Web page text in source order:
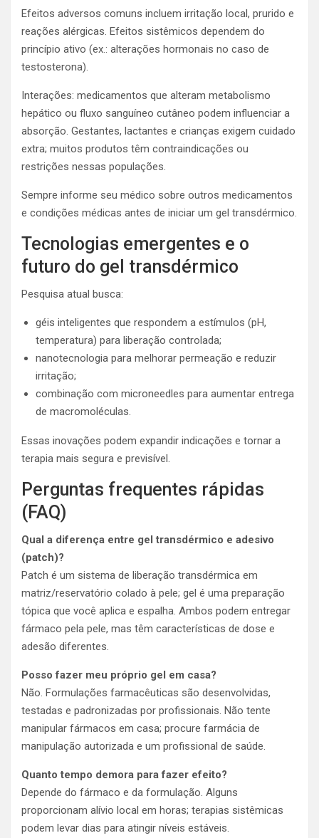
Efeitos adversos comuns incluem irritação local, prurido e
reações alérgicas. Efeitos sistêmicos dependem do
princípio ativo (ex.: alterações hormonais no caso de
testosterona).
Interações: medicamentos que alteram metabolismo
hepático ou fluxo sanguíneo cutâneo podem influenciar a
absorção. Gestantes, lactantes e crianças exigem cuidado
extra; muitos produtos têm contraindicações ou
restrições nessas populações.
Sempre informe seu médico sobre outros medicamentos
e condições médicas antes de iniciar um gel transdérmico.
Tecnologias emergentes e o
futuro do gel transdérmico
Pesquisa atual busca:
géis inteligentes que respondem a estímulos (pH,
temperatura) para liberação controlada;
nanotecnologia para melhorar permeação e reduzir
irritação;
combinação com microneedles para aumentar entrega
de macromoléculas.
Essas inovações podem expandir indicações e tornar a
terapia mais segura e previsível.
Perguntas frequentes rápidas
(FAQ)
Qual a diferença entre gel transdérmico e adesivo
(patch)?
Patch é um sistema de liberação transdérmica em
matriz/reservatório colado à pele; gel é uma preparação
tópica que você aplica e espalha. Ambos podem entregar
fármaco pela pele, mas têm características de dose e
adesão diferentes.
Posso fazer meu próprio gel em casa?
Não. Formulações farmacêuticas são desenvolvidas,
testadas e padronizadas por profissionais. Não tente
manipular fármacos em casa; procure farmácia de
manipulação autorizada e um profissional de saúde.
Quanto tempo demora para fazer efeito?
Depende do fármaco e da formulação. Alguns
proporcionam alívio local em horas; terapias sistêmicas
podem levar dias para atingir níveis estáveis.